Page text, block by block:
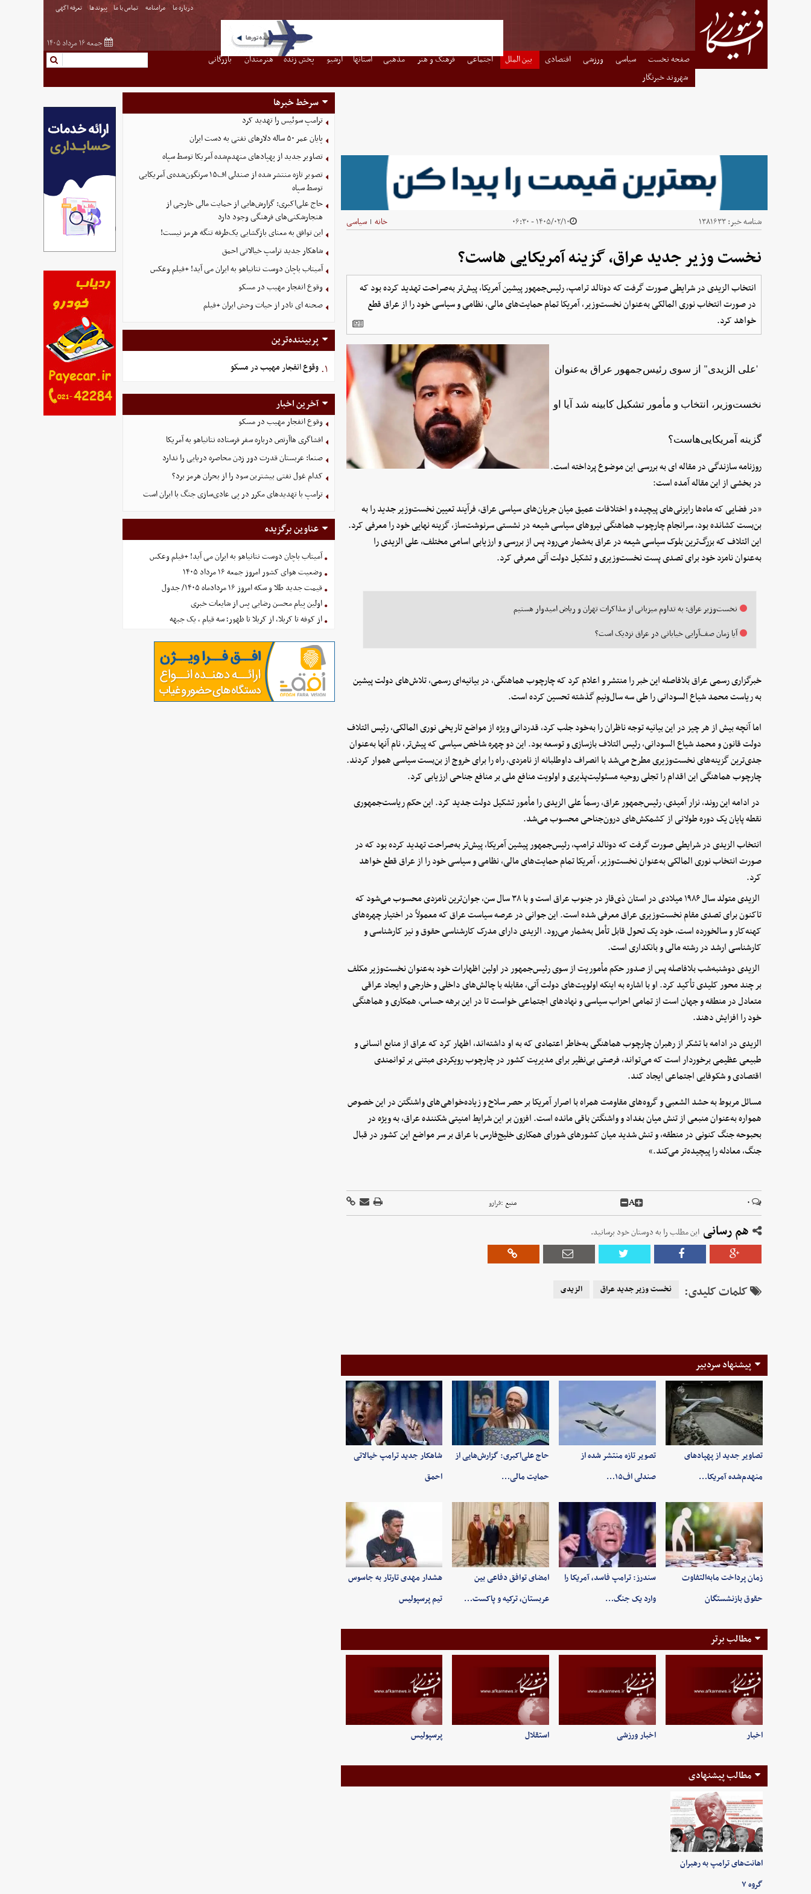
درباره ما مرامنامه تماس با ما پیوندها تعرفه اگهی
جمعه ۱۶ مرداد ۱۴۰۵
صفحه نخست سیاسی ورزشی اقتصادی بین الملل اجتماعی فرهنگ و هنر مذهبی استانها آرشیو پخش زنده هنرمندان
بازرگانی
شهروند خبرنگار
شناسه خبر:۱۳۸۱۶۳۳ ۱۴۰۵/۰۲/۱۰ - ۰۶:۳۰ خانه | سیاسی
نخست وزیر جدید عراق، گزینه آمریکایی هاست؟
انتخاب الزیدی در شرایطی صورت گرفت که دونالد ترامپ، رئیس‌جمهور پیشین آمریکا، پیش‌تر به‌صراحت تهدید کرده بود که
در صورت انتخاب نوری المالکی به‌‌عنوان نخست‌وزیر، آمریکا تمام حمایت‌های مالی، نظامی و سیاسی خود را از عراق قطع
خواهد کرد.
'علی الزیدی" از سوی رئیس‌جمهور عراق به‌عنوان
نخست‌وزیر، انتخاب و مأمور تشکیل کابینه شد آیا او
گزینه آمریکایی‌هاست؟
روزنامه سازندگی در مقاله ای به بررسی این موضوع پرداخته است.
در بخشی از این مقاله آمده است:
«در فضایی که ماه‌ها رایزنی‌های پیچیده و اختلافات عمیق میان جریان‌های سیاسی عراق، فرآیند تعیین نخست‌وزیر جدید را به
بن‌بست کشانده بود، سرانجام چارچوب هماهنگی نیروهای سیاسی شیعه در نشستی سرنوشت‌ساز، گزینه نهایی خود را معرفی کرد.
این ائتلاف که بزرگ‌ترین بلوک سیاسی شیعه در عراق به‌شمار می‌رود پس از بررسی و ارزیابی اسامی مختلف، علی الزیدی را
به‌عنوان نامزد خود برای تصدی پست نخست‌وزیری و تشکیل دولت آتی معرفی کرد.
نخست‌وزیر عراق: به تداوم میزبانی از مذاکرات تهران و ریاض امیدوار هستیم
آیا زمان صف‌آرایی خیابانی در عراق نزدیک است؟
خبرگزاری رسمی عراق بلافاصله این خبر را منتشر و اعلام کرد که چارچوب هماهنگی، در بیانیه‌ای رسمی، تلاش‌های دولت پیشین
به ریاست محمد شیاع السودانی را طی سه سال‌ونیم گذشته تحسین کرده است.
اما آنچه بیش از هر چیز در این بیانیه توجه ناظران را به‌خود جلب کرد، قدردانی ویژه از مواضع تاریخی نوری المالکی، رئیس ائتلاف
دولت قانون و محمد شیاع السودانی، رئیس ائتلاف بازسازی و توسعه بود. این دو چهره شاخص سیاسی که پیش‌تر، نام آنها به‌عنوان
جدی‌ترین گزینه‌های نخست‌وزیری مطرح می‌شد با انصراف داوطلبانه از نامزدی، راه را برای خروج از بن‌بست سیاسی هموار کردند.
چارچوب هماهنگی این اقدام را تجلی روحیه مسئولیت‌پذیری و اولویت منافع ملی بر منافع جناحی ارزیابی کرد.
در ادامه این روند، نزار آمیدی، رئیس‌جمهور عراق، رسماً علی الزیدی را مأمور تشکیل دولت جدید کرد. این حکم ریاست‌جمهوری
نقطه پایان یک دوره طولانی از کشمکش‌های درون‌جناحی محسوب می‌شد.
انتخاب الزیدی در شرایطی صورت گرفت که دونالد ترامپ، رئیس‌جمهور پیشین آمریکا، پیش‌تر به‌صراحت تهدید کرده بود که در
صورت انتخاب نوری المالکی به‌‌عنوان نخست‌وزیر، آمریکا تمام حمایت‌های مالی، نظامی و سیاسی خود را از عراق قطع خواهد
کرد.
الزیدی متولد سال ۱۹۸۶ میلادی در استان ذی‌قار در جنوب عراق است و با ۳۸‌ سال سن، جوان‌ترین نامزدی محسوب می‌شود که
تاکنون برای تصدی مقام نخست‌وزیری عراق معرفی شده است. این جوانی در عرصه سیاست عراق که معمولاً در اختیار چهره‌های
کهنه‌کار و سالخورده است، خود یک تحول قابل تأمل به‌شمار می‌رود. الزیدی دارای مدرک کارشناسی حقوق و نیز کارشناسی و
کارشناسی ارشد در رشته مالی و بانکداری است.
الزیدی دوشنبه‌شب بلافاصله پس از صدور حکم مأموریت از سوی رئیس‌جمهور در اولین اظهارات خود به‌عنوان نخست‌وزیر مکلف
بر چند محور کلیدی تأکید کرد. او با اشاره به اینکه اولویت‌های دولت آتی، مقابله با چالش‌های داخلی و خارجی و ایجاد عراقی
متعادل در منطقه و جهان است از تمامی احزاب سیاسی و نهادهای اجتماعی خواست تا در این برهه حساس، همکاری و هماهنگی
خود را افزایش دهند.
الزیدی در ادامه با تشکر از رهبران چارچوب هماهنگی به‌خاطر اعتمادی که به او داشته‌اند، اظهار کرد که عراق از منابع انسانی و
طبیعی عظیمی برخوردار است که می‌تواند، فرصتی بی‌نظیر برای مدیریت کشور در چارچوب رویکردی مبتنی بر توانمندی
اقتصادی و شکوفایی اجتماعی ایجاد کند.
مسائل مربوط به حشد الشعبی و گروه‌های مقاومت همراه با اصرار آمریکا بر حصر سلاح و زیاده‌خواهی‌های واشنگتن در این خصوص
همواره به‌عنوان منبعی از تنش میان بغداد و واشنگتن باقی مانده است. افزون بر این شرایط امنیتی شکننده عراق، به ویژه در
بحبوحه جنگ کنونی در منطقه، و تنش شدید میان کشورهای شورای همکاری خلیج‌فارس با عراق بر سر مواضع این کشور در قبال
جنگ، معادله را پیچیده‌تر می‌کند.»
۰ A منبع :فرارو
هم رسانی این مطلب را به دوستان خود برسانید.
کلمات کلیدی: نخست وزیر جدید عراق الزیدی
پیشنهاد سردبیر
تصاویر جدید از پهپادهای
منهدم‌شده آمریکا…
تصویر تازه منتشر شده از
صندلی اف۱۵…
حاج علی‌اکبری: گزارش‌هایی از
حمایت مالی…
شاهکار جدید ترامپ خیالاتی
احمق
زمان پرداخت مابه‌التفاوت
حقوق بازنشستگان
سندرز: ترامپ فاسد، آمریکا را
وارد یک جنگ…
امضای توافق دفاعی بین
عربستان، ترکیه و پاکست…
هشدار مهدی تارتار به جاسوس
تیم پرسپولیس
مطالب برتر
اخبار اخبار ورزشی استقلال پرسپولیس
مطالب پیشنهادی
اهانت‌های ترامپ به رهبران
گروه ۷
سرخط خبرها
ترامپ سوئیس را تهدید کرد
پایان عمر ۵۰ ساله دلارهای نفتی به دست ایران
تصاویر جدید از پهپادهای منهدم‌شده آمریکا توسط سپاه
تصویر تازه منتشر شده از صندلی اف۱۵ سرنگون‌شده‌ی آمریکایی
توسط سپاه
حاج علی‌اکبری: گزارش‌هایی از حمایت مالی خارجی از
هنجارشکنی‌های فرهنگی وجود دارد
این توافق به معنای بازگشایی یک‌طرفه تنگه هرمز نیست!
شاهکار جدید ترامپ خیالاتی احمق
آمیتاب باچان دوست نتانیاهو به ایران می آید! +فیلم وعکس
وقوع انفجار مهیب در مسکو
صحنه ای نادر از حیات وحش ایران +فیلم
پربیننده‌ترین
۱. وقوع انفجار مهیب در مسکو
آخرین اخبار
وقوع انفجار مهیب در مسکو
افشاگری هاآرتص درباره سفر فرستاده نتانیاهو به آمریکا
صنعا: عربستان قدرت دور زدن محاصره دریایی را ندارد
کدام غول نفتی بیشترین سود را از بحران هرمز برد؟
ترامپ با تهدیدهای مکرر در پی عادی‌سازی جنگ با ایران است
عناوین برگزیده
آمیتاب باچان دوست نتانیاهو به ایران می آید! +فیلم وعکس
وضعیت هوای کشور امروز جمعه ۱۶ مرداد ۱۴۰۵
قیمت جدید طلا و سکه امروز ۱۶ مردادماه ۱۴۰۵/ جدول
اولین پیام محسن رضایی پس از شایعات خبری
از کوفه تا کربلا، از کربلا تا ظهور؛ سه قیام ، یک جبهه